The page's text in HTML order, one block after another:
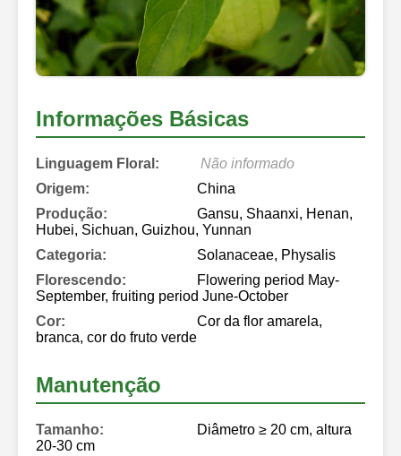
Informações Básicas
Linguagem Floral:
Não informado
Origem:
China
Produção:
Gansu, Shaanxi, Henan,
Hubei, Sichuan, Guizhou, Yunnan
Categoria:
Solanaceae, Physalis
Florescendo:
Flowering period May-
September, fruiting period June-October
Cor:
Cor da flor amarela,
branca, cor do fruto verde
Manutenção
Tamanho:
Diâmetro ≥ 20 cm, altura
20-30 cm